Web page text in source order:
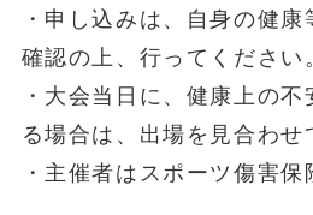
・申し込みは、自身の健
確認の上、行ってください。
・大会当日に、健康上の
る場合は、出場を見合わせ
・主催者はスポーツ傷害保